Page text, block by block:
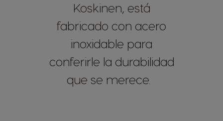
Koskinen, está
fabricado con acero
inoxidable para
conferirle la durabilidad
que se merece.